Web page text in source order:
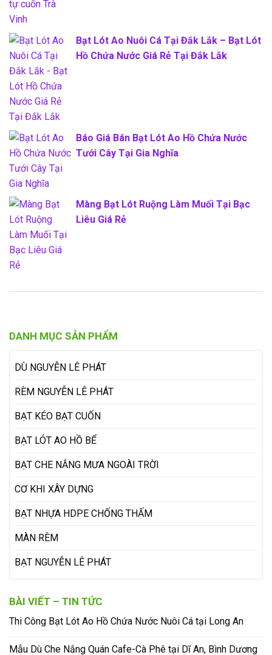
DANH MỤC SẢN PHẨM
DÙ NGUYỄN LÊ PHÁT
RÈM NGUYỄN LÊ PHÁT
BẠT KÉO BẠT CUỐN
BẠT LÓT AO HỒ BỂ
BẠT CHE NẮNG MƯA NGOÀI TRỜI
CƠ KHI XÂY DỰNG
BẠT NHỰA HDPE CHỐNG THẤM
MÀN RÈM
BẠT NGUYỄN LÊ PHÁT
BÀI VIẾT – TIN TỨC
Thi Công Bạt Lót Ao Hồ Chứa Nước Nuôi Cá tại Long An
Mẫu Dù Che Nắng Quán Cafe-Cà Phê tại Dĩ An, Bình Dương
Bạt Lót Ao Nuôi Cá Tại Đắk Lắk – Bạt Lót
Hồ Chứa Nước Giá Rẻ Tại Đắk Lắk
Báo Giá Bán Bạt Lót Ao Hồ Chứa Nước
Tưới Cây Tại Gia Nghĩa
Màng Bạt Lót Ruộng Làm Muối Tại Bạc
Liêu Giá Rẻ